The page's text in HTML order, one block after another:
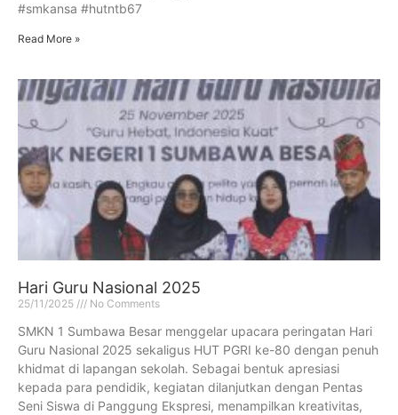
#smkansa #hutntb67
Read More »
Hari Guru Nasional 2025
25/11/2025 No Comments
SMKN 1 Sumbawa Besar menggelar upacara peringatan Hari
Guru Nasional 2025 sekaligus HUT PGRI ke-80 dengan penuh
khidmat di lapangan sekolah. Sebagai bentuk apresiasi
kepada para pendidik, kegiatan dilanjutkan dengan Pentas
Seni Siswa di Panggung Ekspresi, menampilkan kreativitas,